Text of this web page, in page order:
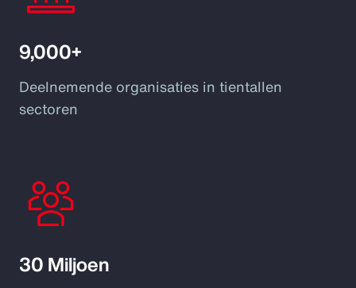
9,000+
Deelnemende organisaties in tientallen
sectoren
30 Miljoen